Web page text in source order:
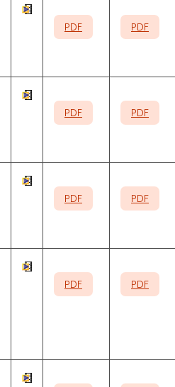
PDF PDF
PDF PDF
PDF PDF
PDF PDF